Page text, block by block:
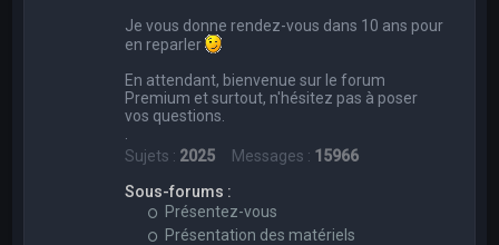
Je vous donne rendez-vous dans 10 ans pour
en reparler
En attendant, bienvenue sur le forum
Premium et surtout, n'hésitez pas à poser
vos questions.
Sujets : 2025 Messages : 15966
Sous-forums :
Présentez-vous
Présentation des matériels